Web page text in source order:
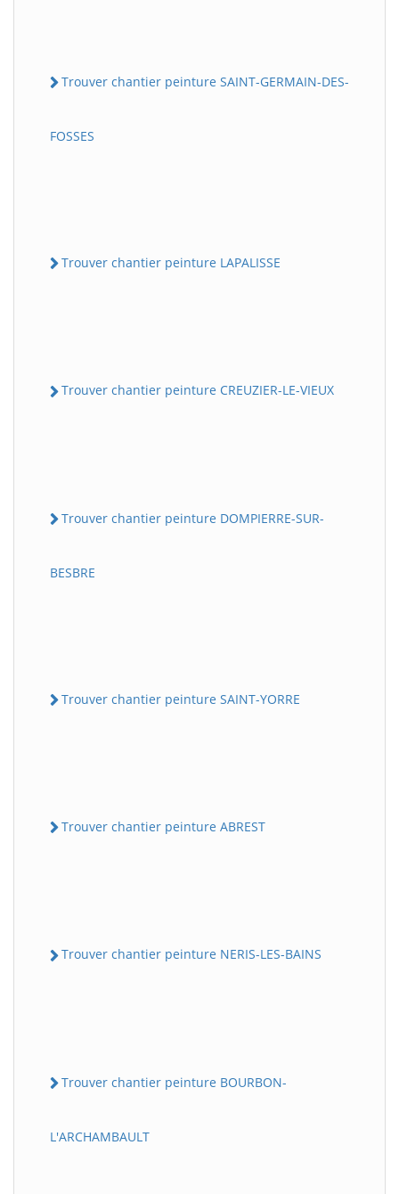
Trouver chantier peinture SAINT-GERMAIN-DES-
FOSSES
Trouver chantier peinture LAPALISSE
Trouver chantier peinture CREUZIER-LE-VIEUX
Trouver chantier peinture DOMPIERRE-SUR-
BESBRE
Trouver chantier peinture SAINT-YORRE
Trouver chantier peinture ABREST
Trouver chantier peinture NERIS-LES-BAINS
Trouver chantier peinture BOURBON-
L'ARCHAMBAULT